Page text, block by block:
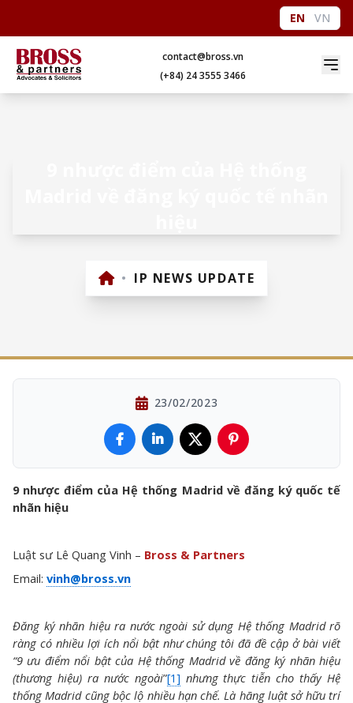
EN VN
contact@bross.vn
(+84) 24 3555 3466
• IP NEWS UPDATE
23/02/2023
9 nhược điểm của Hệ thống Madrid về đăng ký quốc tế
nhãn hiệu
Luật sư Lê Quang Vinh – Bross & Partners
Email: vinh@bross.vn
Đăng ký nhãn hiệu ra nước ngoài sử dụng Hệ thống Madrid rõ
ràng có nhiều lợi ích nổi bật như chúng tôi đã đề cập ở bài viết
“9 ưu điểm nổi bật của Hệ thống Madrid về đăng ký nhãn hiệu
(thương hiệu) ra nước ngoài”[1] nhưng thực tiễn cho thấy Hệ
thống Madrid cũng bộc lộ nhiều hạn chế. Là hãng luật sở hữu trí